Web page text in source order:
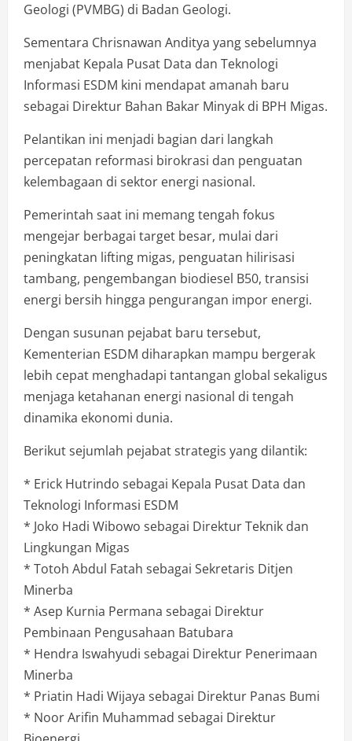
Geologi (PVMBG) di Badan Geologi.
Sementara Chrisnawan Anditya yang sebelumnya
menjabat Kepala Pusat Data dan Teknologi
Informasi ESDM kini mendapat amanah baru
sebagai Direktur Bahan Bakar Minyak di BPH Migas.
Pelantikan ini menjadi bagian dari langkah
percepatan reformasi birokrasi dan penguatan
kelembagaan di sektor energi nasional.
Pemerintah saat ini memang tengah fokus
mengejar berbagai target besar, mulai dari
peningkatan lifting migas, penguatan hilirisasi
tambang, pengembangan biodiesel B50, transisi
energi bersih hingga pengurangan impor energi.
Dengan susunan pejabat baru tersebut,
Kementerian ESDM diharapkan mampu bergerak
lebih cepat menghadapi tantangan global sekaligus
menjaga ketahanan energi nasional di tengah
dinamika ekonomi dunia.
Berikut sejumlah pejabat strategis yang dilantik:
* Erick Hutrindo sebagai Kepala Pusat Data dan
Teknologi Informasi ESDM
* Joko Hadi Wibowo sebagai Direktur Teknik dan
Lingkungan Migas
* Totoh Abdul Fatah sebagai Sekretaris Ditjen
Minerba
* Asep Kurnia Permana sebagai Direktur
Pembinaan Pengusahaan Batubara
* Hendra Iswahyudi sebagai Direktur Penerimaan
Minerba
* Priatin Hadi Wijaya sebagai Direktur Panas Bumi
* Noor Arifin Muhammad sebagai Direktur